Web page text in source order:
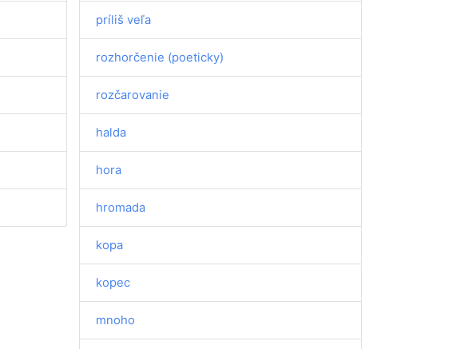
príliš veľa
rozhorčenie (poeticky)
rozčarovanie
halda
hora
hromada
kopa
kopec
mnoho